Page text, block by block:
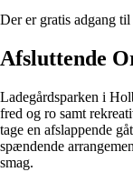
Der er gratis adgang
Afsluttende
Ladegårdsparken i
fred og ro samt
tage en afslappende
spændende
smag.